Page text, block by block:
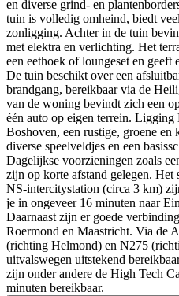
en diverse grind- en
tuin is volledig omheind, biedt
zonligging. Achter in de tuin
met elektra en verlichting. Het
een eethoek of loungeset en
De tuin beschikt over een
brandgang, bereikbaar via de
van de woning bevindt zich een
één auto op eigen terrein.
Boshoven, een rustige, groene
diverse speelveldjes en een
Dagelijkse voorzieningen zoals
zijn op korte afstand gelegen. Het
NS-intercitystation (circa 3 km)
je in ongeveer 16 minuten naar
Daarnaast zijn er goede
Roermond en Maastricht. Via de
(richting Helmond) en N275
uitvalswegen uitstekend
zijn onder andere de High Tech
minuten bereikbaar.